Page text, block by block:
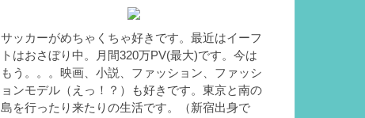
サッカーがめちゃくちゃ好きです。最近はイーフ
トはおさぼり中。月間320万PV(最大)です。今は
もう。。。映画、小説、ファッション、ファッシ
ョンモデル（えっ！？）も好きです。東京と南の
島を行ったり来たりの生活です。（新宿出身で